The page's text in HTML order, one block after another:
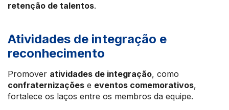
retenção de talentos.
Atividades de integração e
reconhecimento
Promover atividades de integração, como
confraternizações e eventos comemorativos,
fortalece os laços entre os membros da equipe.